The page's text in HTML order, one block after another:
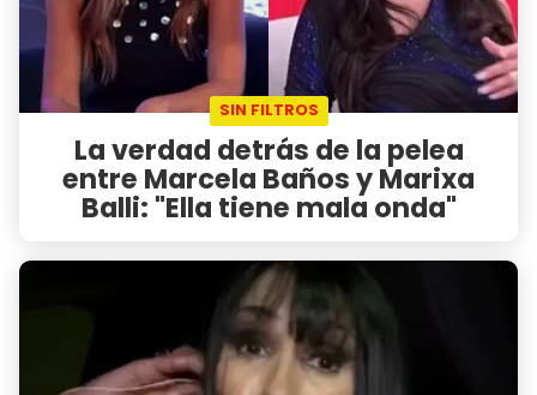
SIN FILTROS
La verdad detrás de la pelea
entre Marcela Baños y Marixa
Balli: "Ella tiene mala onda"